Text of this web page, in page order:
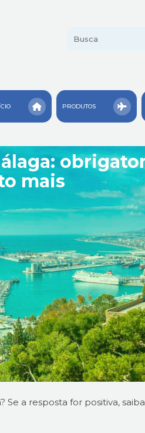
PRODUTOS
mais
Se a resposta for positiva,